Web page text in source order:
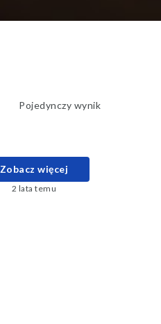
Pojedynczy wynik
Zobacz więcej
2 lata temu